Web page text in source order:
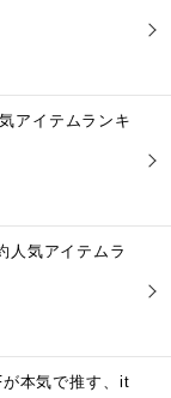
アイテムランキ
人気アイテムラ
本気で推す、it